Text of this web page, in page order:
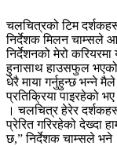
चलचित्रको टिम
निर्देशक मिलन चाम्सले
निर्देशनको मेरो
हुनासाथ हाउसफुल
धेरै माया गर्नुहुन्छ भन्ने
प्रतिक्रिया पाइरहेको
। चलचित्र हेरेर
प्रेरित गरिरहेको देख्दा
छ,” निर्देशक चाम्सले भने